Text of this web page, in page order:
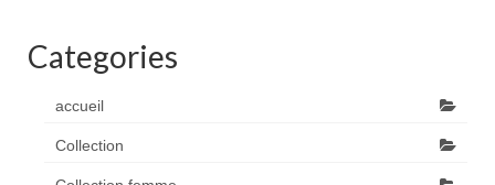
Categories
accueil
Collection